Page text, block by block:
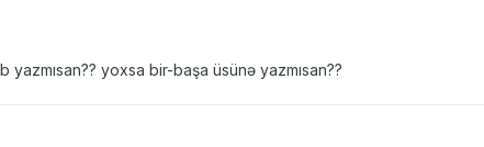
yoxsa bir-başa üsünə yazmısan??